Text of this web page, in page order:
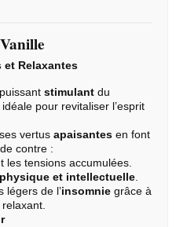
et Relaxantes
stimulant du
pour revitaliser l’esprit
vertus apaisantes en font
contre :
les tensions accumulées.
et intellectuelle.
légers de l’insomnie grâce à